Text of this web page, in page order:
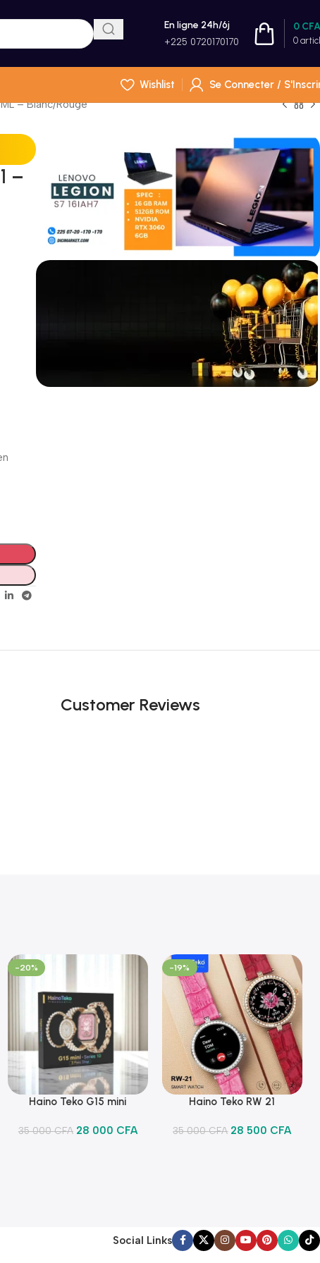
En ligne 24h/6j
+225 0720170170 0
0 CFA
Wishlist
Se Connecter /
– Blanc/Rouge
–
Customer Reviews
-20%
Ajouter Au Panier
Haino Teko G15 mini
35 000CFA 28 000 CFA
-19%
Ajouter Au Panier
Haino Teko RW 21
35 000CFA 28 500 CFA
Social Links